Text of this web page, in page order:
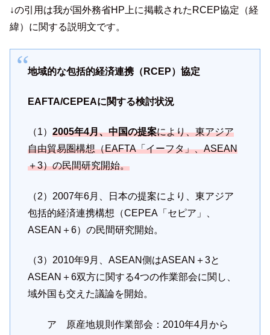
↓の引用は我が国外務省HP上に掲載されたRCEP協定（経
緯）に関する説明文です。
地域的な包括的経済連携（RCEP）協定
EAFTA/CEPEAに関する検討状況
（1） 2005年4月、中国の提案により、東アジア
自由貿易圏構想（EAFTA「イーフタ」、ASEAN
＋3）の民間研究開始。
（2）2007年6月、日本の提案により、東アジア
包括的経済連携構想（CEPEA「セピア」、
ASEAN＋6）の民間研究開始。
（3）2010年9月、ASEAN側はASEAN＋3と
ASEAN＋6双方に関する4つの作業部会に関し、
域外国も交えた議論を開始。
ア 原産地規則作業部会：2010年4月から